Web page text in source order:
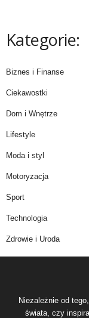
Kategorie:
Biznes i Finanse
Ciekawostki
Dom i Wnętrze
Lifestyle
Moda i styl
Motoryzacja
Sport
Technologia
Zdrowie i Uroda
Niezależnie od
świata, czy